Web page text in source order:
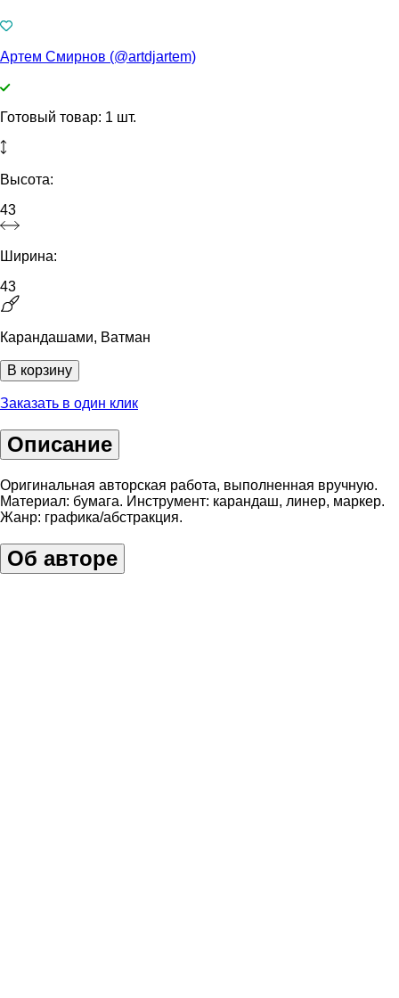
Артем Смирнов (@artdjartem)
Готовый товар: 1 шт.
Высота:
43
Ширина:
43
Карандашами, Ватман
В корзину
Заказать в один клик
Описание
Оригинальная авторская работа, выполненная вручную.
Материал: бумага. Инструмент: карандаш, линер, маркер.
Жанр: графика/абстракция.
Об авторе